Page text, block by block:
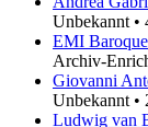
Unbekannt •
EMI
Archiv-
Giovanni
Unbekannt •
Ludwig van